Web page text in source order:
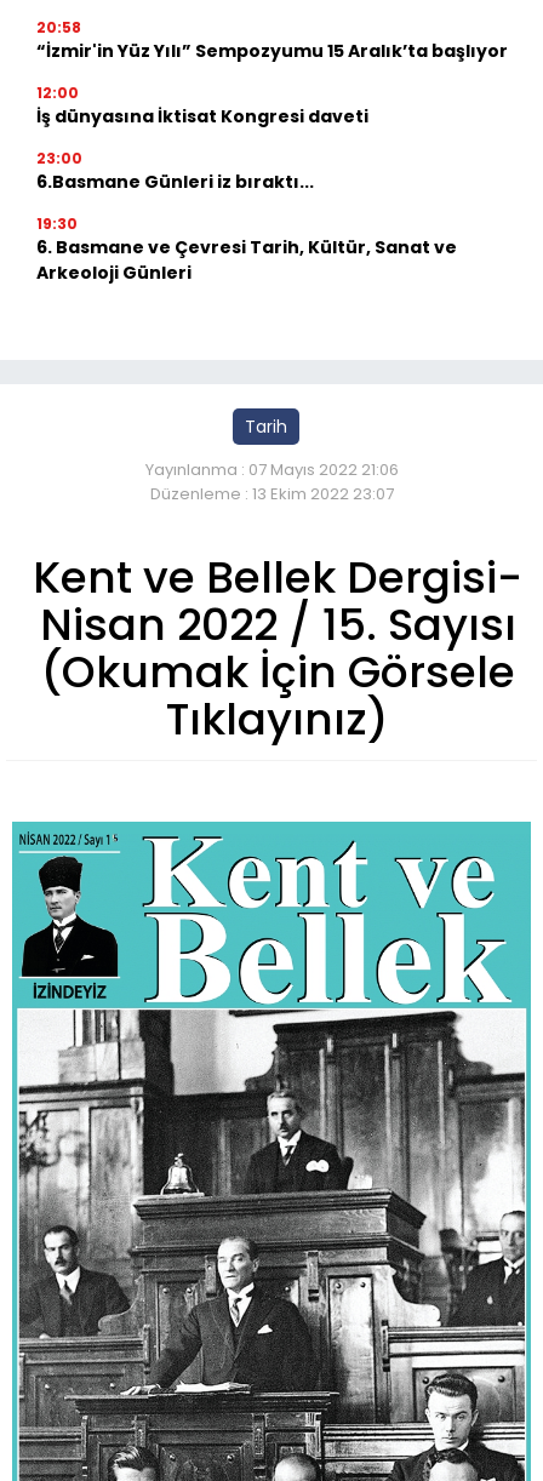
20:58
“İzmir'in Yüz Yılı” Sempozyumu 15 Aralık’ta başlıyor
12:00
İş dünyasına İktisat Kongresi daveti
23:00
6.Basmane Günleri iz bıraktı...
19:30
6. Basmane ve Çevresi Tarih, Kültür, Sanat ve
Arkeoloji Günleri
Tarih
Yayınlanma : 07 Mayıs 2022 21:06
Düzenleme : 13 Ekim 2022 23:07
Kent ve Bellek Dergisi-
Nisan 2022 / 15. Sayısı
(Okumak İçin Görsele
Tıklayınız)